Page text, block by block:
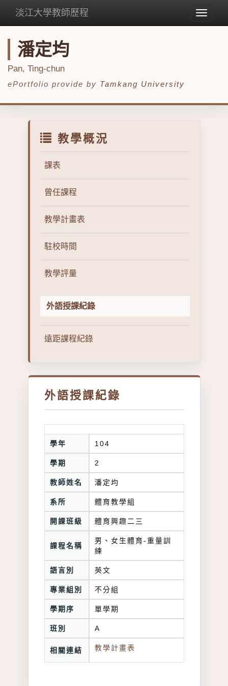
Toggle
淡江大學教師歷程
潘定均
Pan, Ting-chun
ePortfolio provide by Tamkang University
教學概況
課表
曾任課程
教學計畫表
駐校時間
教學評量
外語授課紀錄
遠距課程紀錄
外語授課紀錄
學年 104
學期 2
教師姓名 潘定均
系所 體育教學組
開課班級 體育興趣二三
課程名稱
男、女生體育-重量訓
練
語言別 英文
專業組別 不分組
學期序 單學期
班別 A
相關連結 教學計畫表